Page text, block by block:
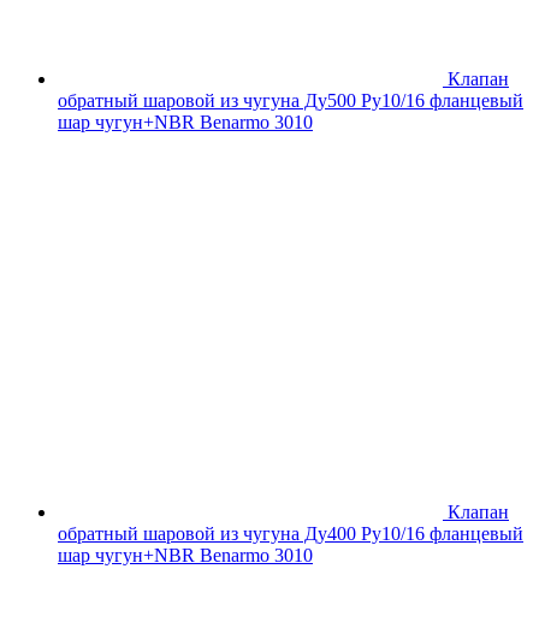
Клапан
обратный шаровой из чугуна Ду500 Ру10/16 фланцевый
шар чугун+NBR Benarmo 3010
Клапан
обратный шаровой из чугуна Ду400 Ру10/16 фланцевый
шар чугун+NBR Benarmo 3010